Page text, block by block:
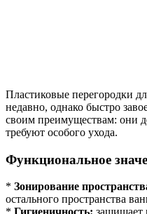
Пластиковые перегородки
недавно, однако быстро
своим преимуществам: они
требуют особого ухода.
Функциональное
* Зонирование
остального пространства